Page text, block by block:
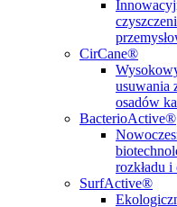
CirCane®
usuwania
osadów
BacterioActive®
rozkładu i
SurfActive®